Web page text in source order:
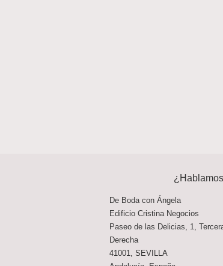
De Boda con Ángela
Edificio Cristina Negocios
Paseo de las Delicias, 1,
Derecha
41001, SEVILLA